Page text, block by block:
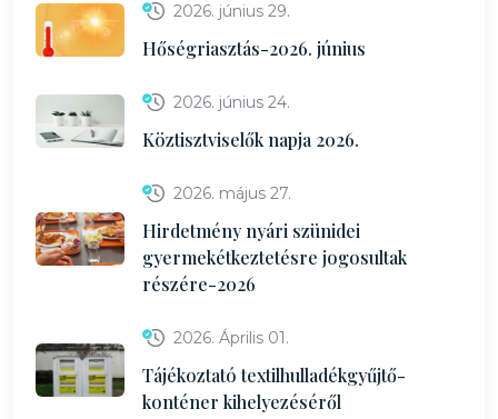
2026. június 29.
Hőségriasztás-2026. június
2026. június 24.
Köztisztviselők napja 2026.
2026. május 27.
Hirdetmény nyári szünidei
gyermekétkeztetésre jogosultak
részére-2026
2026. Április 01.
Tájékoztató textilhulladékgyűjtő-
konténer kihelyezéséről